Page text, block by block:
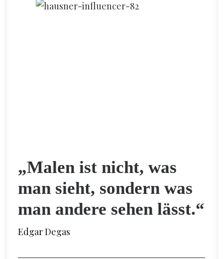
„Malen ist nicht, was
man sieht, sondern was
man andere sehen lässt.“
Edgar Degas